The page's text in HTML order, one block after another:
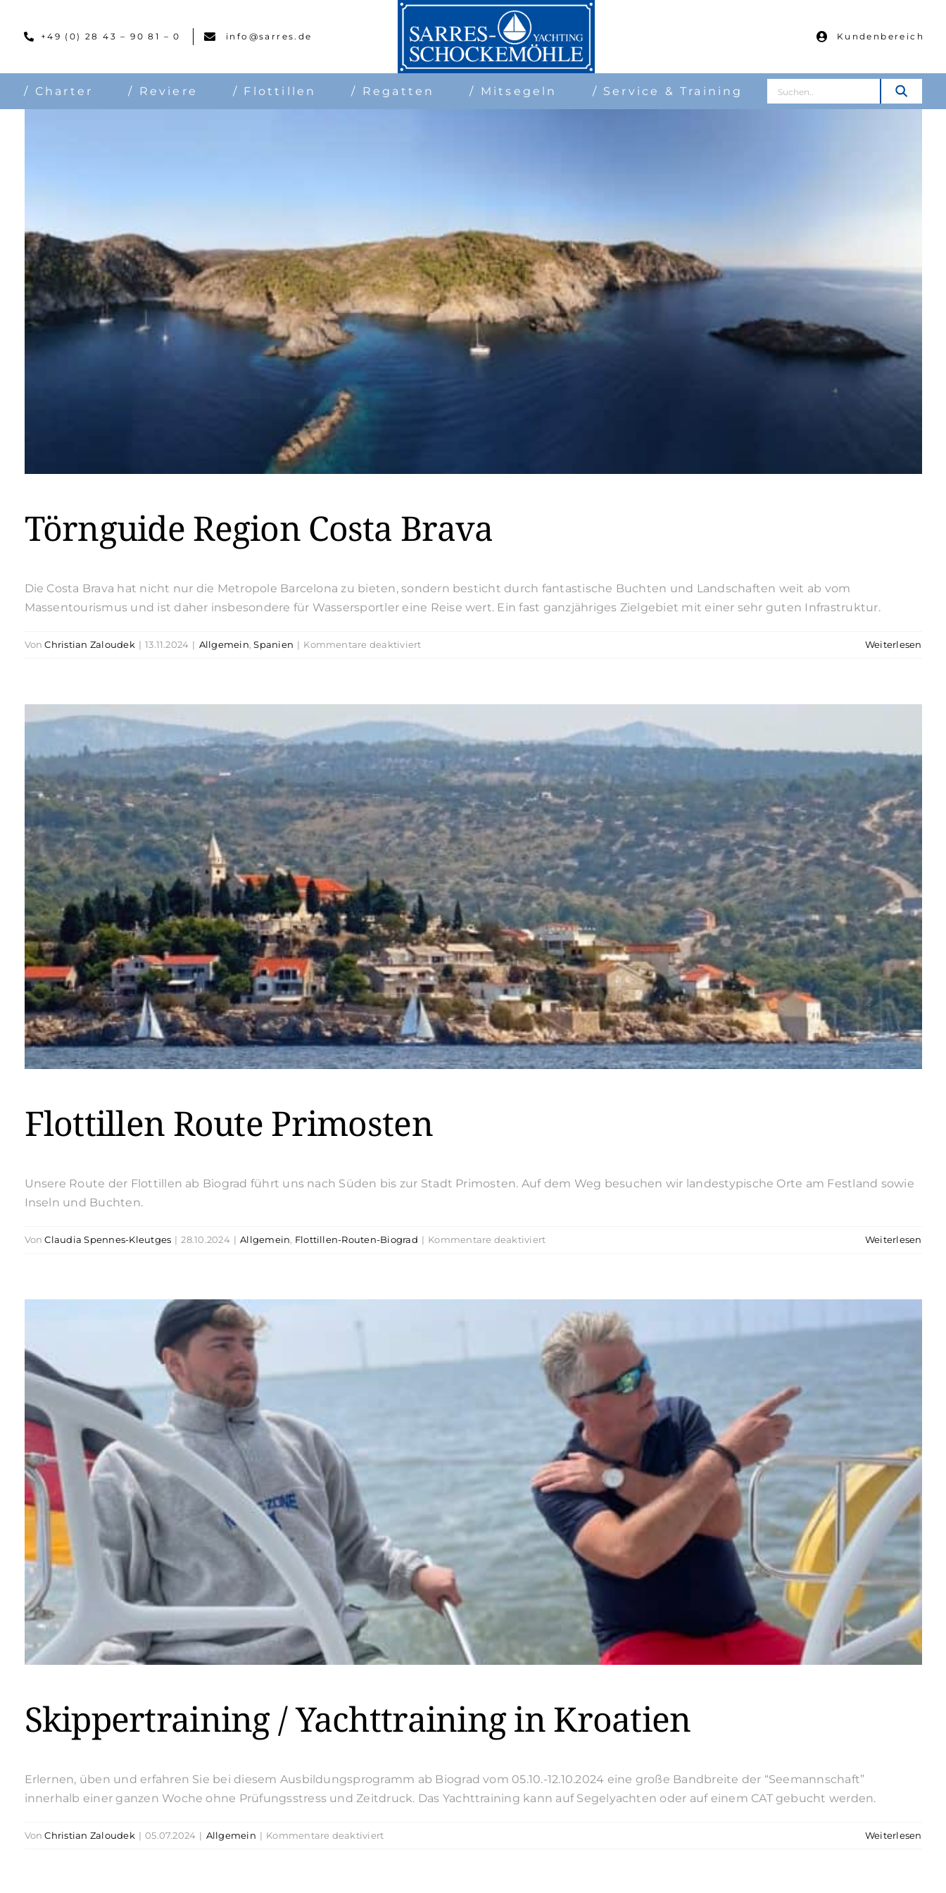
+49 (0) 28 43 – 90 81 – 0 info@sarres.de Kundenbereich
/ Charter / Reviere / Flottillen / Regatten / Mitsegeln / Service & Training
Suche
nach:
Törnguide Region Costa Brava
Die Costa Brava hat nicht nur die Metropole Barcelona zu bieten, sondern besticht durch fantastische Buchten und Landschaften weit ab vom
Massentourismus und ist daher insbesondere für Wassersportler eine Reise wert. Ein fast ganzjähriges Zielgebiet mit einer sehr guten Infrastruktur.
VonChristian Zaloudek | 13.11.2024 | Allgemein,Spanien | Kommentare deaktiviertfür
Weiterlesen
Flottillen Route Primosten
Unsere Route der Flottillen ab Biograd führt uns nach Süden bis zur Stadt Primosten. Auf dem Weg besuchen wir landestypische Orte am Festland sowie
Inseln und Buchten.
VonClaudia Spennes-Kleutges | 28.10.2024 | Allgemein, Flottillen-Routen-Biograd | Kommentare deaktiviertfür
Weiterlesen
Skippertraining / Yachttraining in Kroatien
Erlernen, üben und erfahren Sie bei diesem Ausbildungsprogramm ab Biograd vom 05.10.-12.10.2024 eine große Bandbreite der “Seemannschaft”
innerhalb einer ganzen Woche ohne Prüfungsstress und Zeitdruck. Das Yachttraining kann auf Segelyachten oder auf einem CAT gebucht werden.
VonChristian Zaloudek | 05.07.2024 | Allgemein | Kommentare deaktiviertfür
Weiterlesen